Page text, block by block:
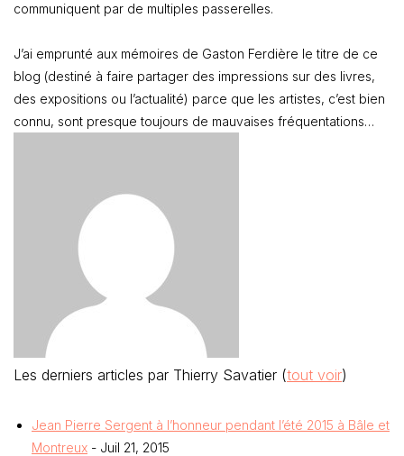
communiquent par de multiples passerelles.
J’ai emprunté aux mémoires de Gaston Ferdière le titre de ce
blog (destiné à faire partager des impressions sur des livres,
des expositions ou l’actualité) parce que les artistes, c’est bien
connu, sont presque toujours de mauvaises fréquentations…
Les derniers articles par Thierry Savatier (tout voir)
Jean Pierre Sergent à l’honneur pendant l’été 2015 à Bâle et
Montreux - Juil 21, 2015